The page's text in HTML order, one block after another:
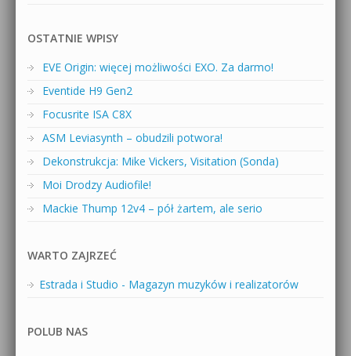
OSTATNIE WPISY
EVE Origin: więcej możliwości EXO. Za darmo!
Eventide H9 Gen2
Focusrite ISA C8X
ASM Leviasynth – obudzili potwora!
Dekonstrukcja: Mike Vickers, Visitation (Sonda)
Moi Drodzy Audiofile!
Mackie Thump 12v4 – pół żartem, ale serio
WARTO ZAJRZEĆ
Estrada i Studio - Magazyn muzyków i realizatorów
POLUB NAS